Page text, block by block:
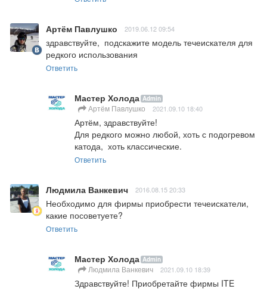
Артём Павлушко 2019.06.12 09:54
здравствуйте,  подскажите модель течеискателя для
редкого использования
Ответить
Мастер Холода Admin
Артём Павлушко 2021.09.10 18:40
Артём, здравствуйте!
Для редкого можно любой, хоть с подогревом
катода,  хоть классические.
Ответить
Людмила Ванкевич 2016.08.15 20:33
Необходимо для фирмы приобрести течеискатели,
какие посоветуете?
Ответить
Мастер Холода Admin
Людмила Ванкевич 2021.09.10 18:39
Здравствуйте! Приобретайте фирмы ITE